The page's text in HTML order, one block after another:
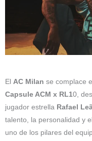
El AC Milan se complace
Capsule ACM x RL10,
jugador estrella Rafael
talento, la personalidad y
uno de los pilares del